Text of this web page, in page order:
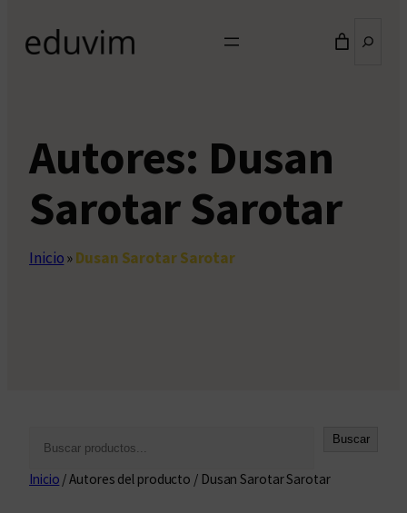
Autores: Dusan
Sarotar Sarotar
Inicio»Dusan Sarotar Sarotar
s
Buscar
Inicio / Autores del producto / Dusan Sarotar Sarotar